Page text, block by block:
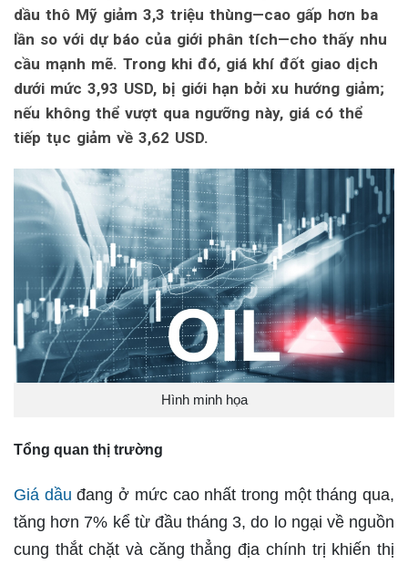
dầu thô Mỹ giảm 3,3 triệu thùng—cao gấp hơn ba
lần so với dự báo của giới phân tích—cho thấy nhu
cầu mạnh mẽ. Trong khi đó, giá khí đốt giao dịch
dưới mức 3,93 USD, bị giới hạn bởi xu hướng giảm;
nếu không thể vượt qua ngưỡng này, giá có thể
tiếp tục giảm về 3,62 USD.
Hình minh họa
Tổng quan thị trường
Giá dầu đang ở mức cao nhất trong một tháng qua,
tăng hơn 7% kể từ đầu tháng 3, do lo ngại về nguồn
cung thắt chặt và căng thẳng địa chính trị khiến thị